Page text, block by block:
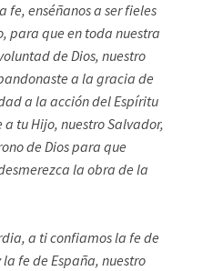
fe, enséñanos a ser fieles
para que en toda nuestra
de Dios, nuestro
a la gracia de
a la acción del Espíritu
tu Hijo, nuestro Salvador,
de Dios para que
la obra de la
a ti confiamos la fe de
fe de España, nuestro